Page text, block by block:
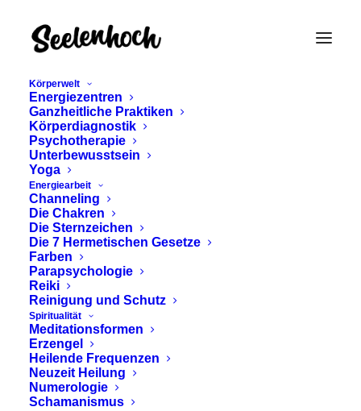
Körperwelt
Energiezentren
Ganzheitliche Praktiken
Körperdiagnostik
Psychotherapie
Unterbewusstsein
Yoga
Energiearbeit
Channeling
Die Chakren
Die Sternzeichen
Die 7 Hermetischen Gesetze
Farben
Parapsychologie
Reiki
Reinigung und Schutz
Spiritualität
Meditationsformen
Erzengel
Heilende Frequenzen
Neuzeit Heilung
Numerologie
Schamanismus
Magenmeridian